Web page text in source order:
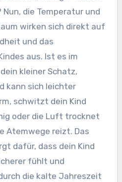
die Temperatur und
wirken sich direkt auf
und das
aus. Ist es im
kleiner Schatz,
kann sich leichter
schwitzt dein Kind
oder die Luft trocknet
Atemwege reizt. Das
dafür, dass dein Kind
fühlt und
die kalte Jahreszeit